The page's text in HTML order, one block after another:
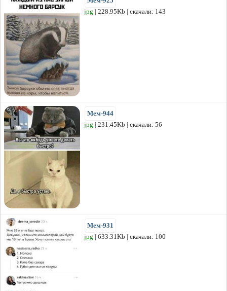
jpg | 228.95Kb | скачали: 143
Мем-944
jpg | 231.45Kb | скачали: 56
Мем-931
jpg | 633.31Kb | скачали: 100